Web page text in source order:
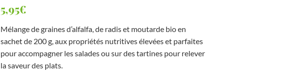
5,95€
Mélange de graines d’alfalfa, de radis et moutarde bio en
sachet de 200 g, aux propriétés nutritives élevées et parfaites
pour accompagner les salades ou sur des tartines pour relever
la saveur des plats.